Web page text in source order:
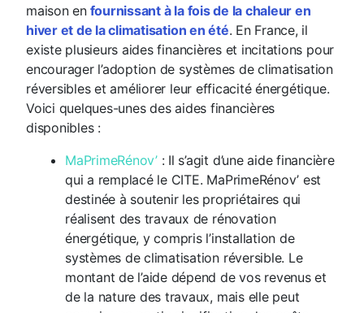
maison enfournissant à la fois de la chaleur en
hiver et de la climatisation en été. En France, il
existe plusieurs aides financières et incitations pour
encourager l’adoption de systèmes de climatisation
réversibles et améliorer leur efficacité énergétique.
Voici quelques-unes des aides financières
disponibles :
MaPrimeRénov’: Il s’agit d’une aide financière
qui a remplacé le CITE. MaPrimeRénov’ est
destinée à soutenir les propriétaires qui
réalisent des travaux de rénovation
énergétique, y compris l’installation de
systèmes de climatisation réversible. Le
montant de l’aide dépend de vos revenus et
de la nature des travaux, mais elle peut